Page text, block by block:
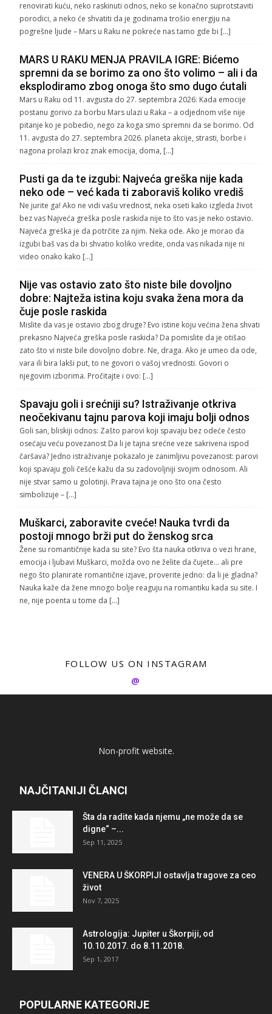
renovirati kuću, neko raskinuti odnos, neko se konačno suprotstaviti
porodici, a neko će shvatiti da je godinama trošio energiju na
pogrešne ljude – Mars u Raku ne pokreće nas tamo gde bi […]
MARS U RAKU MENJA PRAVILA IGRE: Bićemo
spremni da se borimo za ono što volimo – ali i da
eksplodiramo zbog onoga što smo dugo ćutali
Mars u Raku od 11. avgusta do 27. septembra 2026: Kada emocije
postanu gorivo za borbu Mars ulazi u Raka – a odjednom više nije
pitanje ko je pobedio, nego za koga smo spremni da se borimo. Od
11. avgusta do 27. septembra 2026. planeta akcije, strasti, borbe i
nagona prolazi kroz znak emocija, doma, […]
Pusti ga da te izgubi: Najveća greška nije kada
neko ode – već kada ti zaboraviš koliko vrediš
Ne jurite ga! Ako ne vidi vašu vrednost, neka oseti kako izgleda život
bez vas Najveća greška posle raskida nije to što vas je neko ostavio.
Najveća greška je da potrčite za njim. Neka ode. Ako je morao da
izgubi baš vas da bi shvatio koliko vredite, onda vas nikada nije ni
video onako kako […]
Nije vas ostavio zato što niste bile dovoljno
dobre: Najteža istina koju svaka žena mora da
čuje posle raskida
Mislite da vas je ostavio zbog druge? Evo istine koju većina žena shvati
prekasno Najveća greška posle raskida? Da pomislite da je otišao
zato što vi niste bile dovoljno dobre. Ne, draga. Ako je umeo da ode,
vara ili bira lakši put, to ne govori o vašoj vrednosti. Govori o
njegovim izborima. Pročitajte i ovo: […]
Spavaju goli i srećniji su? Istraživanje otkriva
neočekivanu tajnu parova koji imaju bolji odnos
Goli san, bliskiji odnos: Zašto parovi koji spavaju bez odeće često
osećaju veću povezanost Da li je tajna srećne veze sakrivena ispod
čaršava? Jedno istraživanje pokazalo je zanimljivu povezanost: parovi
koji spavaju goli češće kažu da su zadovoljniji svojim odnosom. Ali
nije stvar samo u golotinji. Prava tajna je ono što ona često
simbolizuje – […]
Muškarci, zaboravite cveće! Nauka tvrdi da
postoji mnogo brži put do ženskog srca
Žene su romantičnije kada su site? Evo šta nauka otkriva o vezi hrane,
emocija i ljubavi Muškarci, možda ovo ne želite da čujete… ali pre
nego što planirate romantične izjave, proverite jedno: da li je gladna?
Nauka kaže da žene mnogo bolje reaguju na romantiku kada su site. I
ne, nije poenta u tome da […]
FOLLOW US ON INSTAGRAM
@
Non-profit website.
NAJČITANIJI ČLANCI
Šta da radite kada njemu „ne može da se
digne“ –...
Sep 11, 2025
VENERA U ŠKORPIJI ostavlja tragove za ceo
život
Nov 7, 2025
Astrologija: Jupiter u Škorpiji, od
10.10.2017. do 8.11.2018.
Sep 1, 2017
POPULARNE KATEGORIJE